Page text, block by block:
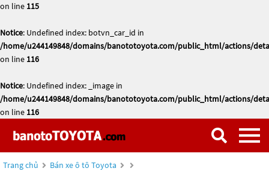
on line 115
Notice: Undefined index: botvn_car_id in
/home/u244149848/domains/banototoyota.com/public_html/actions/
on line 116
Notice: Undefined index: _image in
/home/u244149848/domains/banototoyota.com/public_html/actions/
on line 116
Trang chủ Bán xe ô tô Toyota